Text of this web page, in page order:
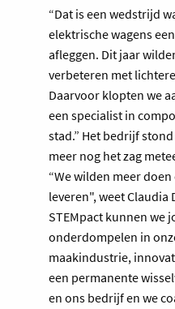
“Dat is een wedstrijd
elektrische wagens
afleggen. Dit jaar
verbeteren met
Daarvoor klopten we
een specialist in
stad.” Het bedrijf
meer nog het zag
“We wilden meer
leveren", weet Claudia
STEMpact kunnen we
onderdompelen in
maakindustrie,
een permanente
en ons bedrijf en we